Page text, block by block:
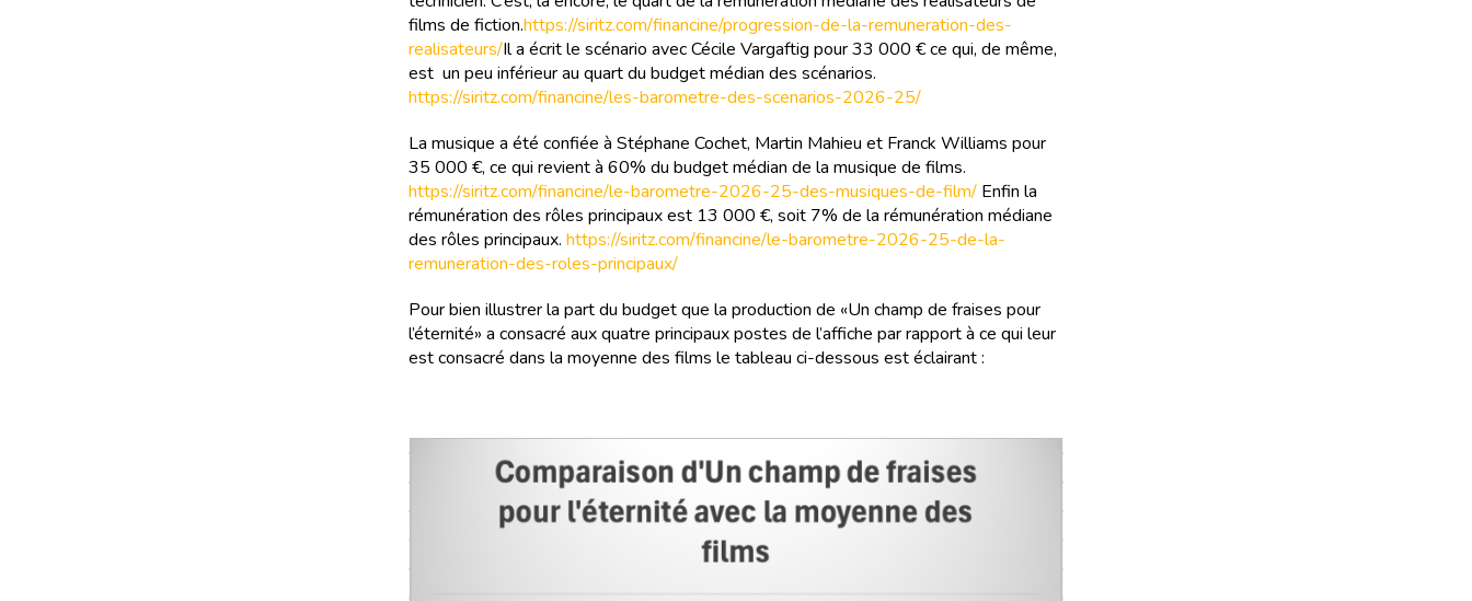
films de fiction.https://siritz.com/financine/progression-de-la-remuneration-des-
realisateurs/Il a écrit le scénario avec Cécile Vargaftig pour 33 000 € ce qui, de même,
est un peu inférieur au quart du budget médian des scénarios.
https://siritz.com/financine/les-barometre-des-scenarios-2026-25/
La musique a été confiée à Stéphane Cochet, Martin Mahieu et Franck Williams pour
35 000 €, ce qui revient à 60% du budget médian de la musique de films.
https://siritz.com/financine/le-barometre-2026-25-des-musiques-de-film/ Enfin la
rémunération des rôles principaux est 13 000 €, soit 7% de la rémunération médiane
des rôles principaux. https://siritz.com/financine/le-barometre-2026-25-de-la-
remuneration-des-roles-principaux/
Pour bien illustrer la part du budget que la production de «Un champ de fraises pour
l’éternité» a consacré aux quatre principaux postes de l’affiche par rapport à ce qui leur
est consacré dans la moyenne des films le tableau ci-dessous est éclairant :